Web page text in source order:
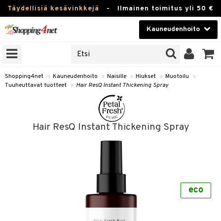
Täydellisiä kesävinkkejä - Ilmainen toimitus yli 50 €
Kauneudenhoito
Kauneudenhoito
Piilolinssit
Fitness
Shopping4net » Kauneudenhoito » Naisille » Hiukset » Muotoilu
»
Tuuheuttavat tuotteet » Hair ResQ Instant Thickening Spray
Hair ResQ Instant Thickening Spray
eco